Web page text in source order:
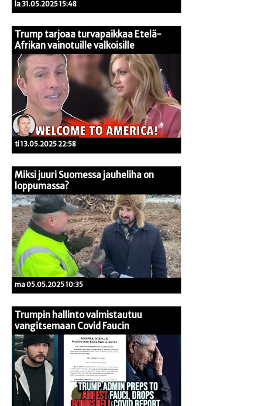
la 31.05.2025 15:48
Trump tarjoaa turvapaikkaa Etelä-
Afrikan vainotuille valkoisille
ti 13.05.2025 22:58
Miksi juuri Suomessa jauheliha on
loppumassa?
ma 05.05.2025 10:35
Trumpin hallinto valmistautuu
vangitsemaan Covid Faucin